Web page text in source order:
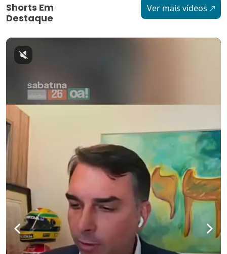
Shorts Em
Destaque
Ver mais vídeos